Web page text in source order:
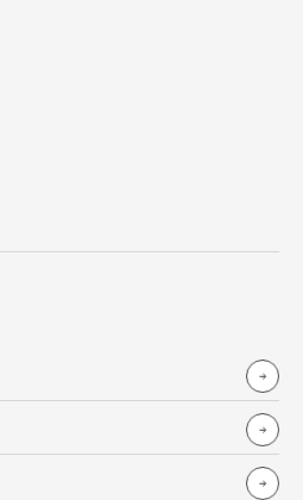
たいのか。
ールを考えられているかが、
す。
プ起点で変わる
ュール
ターンシップの位置づけが大き
ではなく、選考や志望度形成と
つあります。